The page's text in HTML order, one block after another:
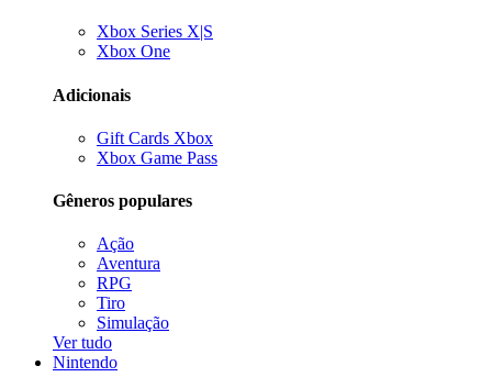
Xbox Series X|S
Xbox One
Adicionais
Gift Cards Xbox
Xbox Game Pass
Gêneros populares
Ação
Aventura
RPG
Tiro
Simulação
Ver tudo
Nintendo